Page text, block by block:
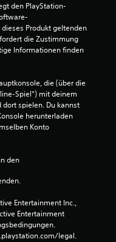
den PlayStation-
Produkt geltenden
die Zustimmung
Informationen finden
die (über die
Spiel“) mit deinem
spielen. Du kannst
herunterladen
Konto
den
Entertainment Inc.,
Entertainment
legal.